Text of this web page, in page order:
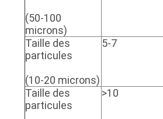
(50-100
microns)
Taille des
particules
(10-20 microns)
5-7
Taille des
particules
>10